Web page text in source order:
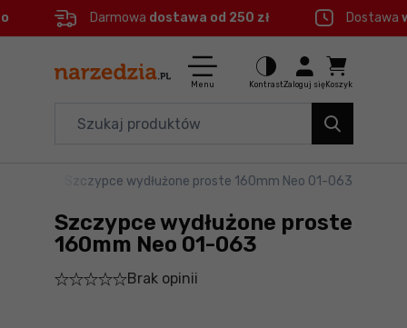
Menu główne
Informacje o produkcie
Do koszyka
Szczegółowe informacje
Stopka
Darmowa dostawa od 250 zł Dostawa
Menu KontrastZaloguj się Koszyk
Elektronarzędzia
Akcesoria
BHP
Szczypce wydłużone proste 160mm Neo 01-063
Szczypce wydłużone proste
160mm Neo 01-063
Brak opinii